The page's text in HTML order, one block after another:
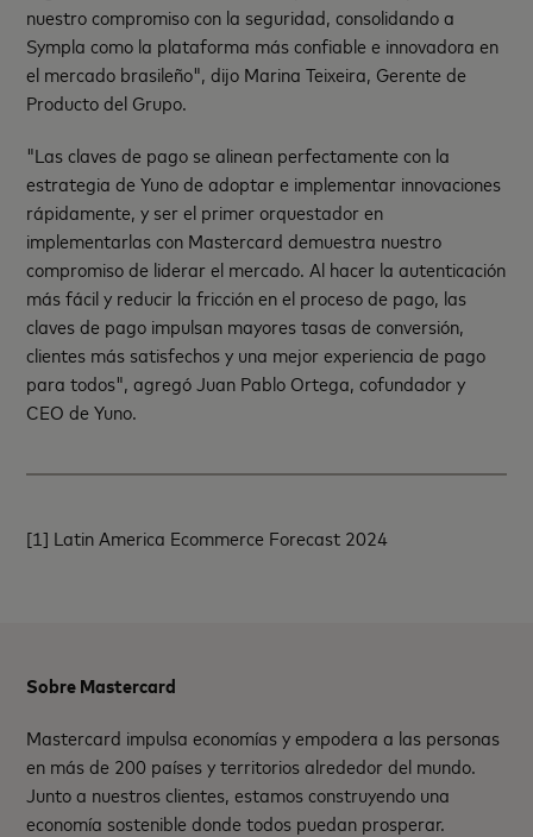
nuestro compromiso con la seguridad, consolidando a
Sympla como la plataforma más confiable e innovadora en
el mercado brasileño", dijo Marina Teixeira, Gerente de
Producto del Grupo.
"Las claves de pago se alinean perfectamente con la
estrategia de Yuno de adoptar e implementar innovaciones
rápidamente, y ser el primer orquestador en
implementarlas con Mastercard demuestra nuestro
compromiso de liderar el mercado. Al hacer la autenticación
más fácil y reducir la fricción en el proceso de pago, las
claves de pago impulsan mayores tasas de conversión,
clientes más satisfechos y una mejor experiencia de pago
para todos", agregó Juan Pablo Ortega, cofundador y
CEO de Yuno.
[1] Latin America Ecommerce Forecast 2024
Sobre Mastercard
Mastercard impulsa economías y empodera a las personas
en más de 200 países y territorios alrededor del mundo.
Junto a nuestros clientes, estamos construyendo una
economía sostenible donde todos puedan prosperar.